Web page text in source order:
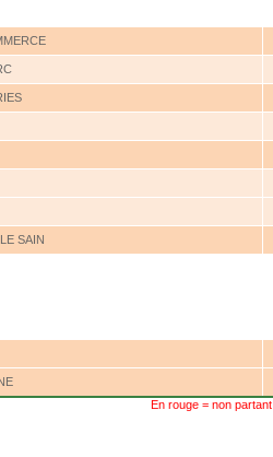
SAIN
En rouge = non partant